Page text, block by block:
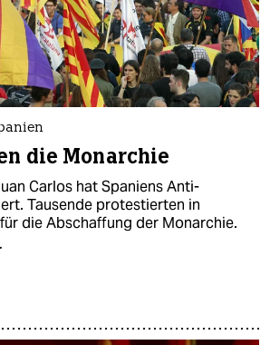
die Monarchie
Carlos hat Spaniens Anti-
Tausende protestierten in
die Abschaffung der Monarchie.